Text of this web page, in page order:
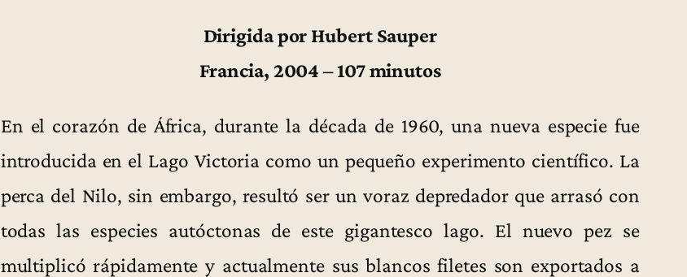
Dirigida por Hubert Sauper
Francia, 2004 – 107 minutos
En el corazón de África, durante la década de 1960, una nueva especie fue
introducida en el Lago Victoria como un pequeño experimento científico. La
perca del Nilo, sin embargo, resultó ser un voraz depredador que arrasó con
todas las especies autóctonas de este gigantesco lago. El nuevo pez se
multiplicó rápidamente y actualmente sus blancos filetes son exportados a